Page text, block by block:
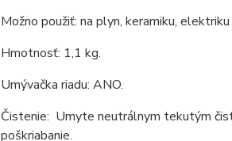
Možno použiť: na plyn, keramiku, elektriku
Hmotnosť: 1,1 kg.
Umývačka riadu: ANO.
Čistenie: Umyte neutrálnym tekutým
poškriabanie.